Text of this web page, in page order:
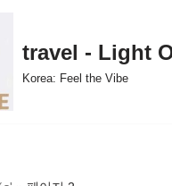
travel - Light
Korea: Feel the Vibe